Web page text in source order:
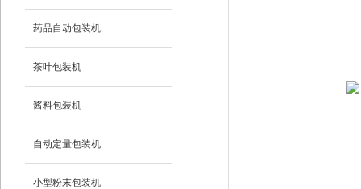
药品自动包装机
茶叶包装机
酱料包装机
自动定量包装机
小型粉末包装机